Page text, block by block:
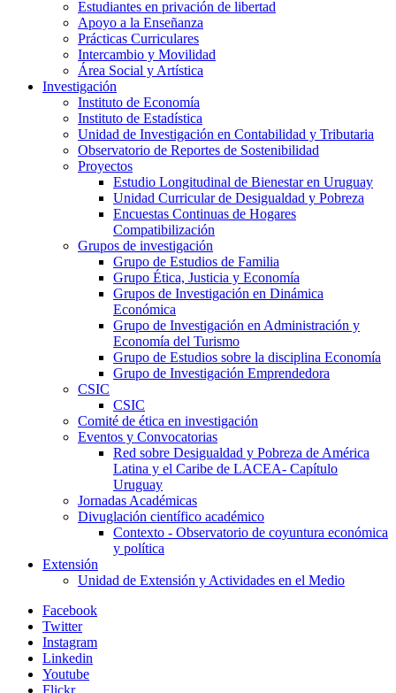
Estudiantes en privación de libertad
Apoyo a la Enseñanza
Prácticas Curriculares
Intercambio y Movilidad
Área Social y Artística
Investigación
Instituto de Economía
Instituto de Estadística
Unidad de Investigación en Contabilidad y Tributaria
Observatorio de Reportes de Sostenibilidad
Proyectos
Estudio Longitudinal de Bienestar en Uruguay
Unidad Curricular de Desigualdad y Pobreza
Encuestas Continuas de Hogares
Compatibilización
Grupos de investigación
Grupo de Estudios de Familia
Grupo Ética, Justicia y Economía
Grupos de Investigación en Dinámica
Económica
Grupo de Investigación en Administración y
Economía del Turismo
Grupo de Estudios sobre la disciplina Economía
Grupo de Investigación Emprendedora
CSIC
CSIC
Comité de ética en investigación
Eventos y Convocatorias
Red sobre Desigualdad y Pobreza de América
Latina y el Caribe de LACEA- Capítulo
Uruguay
Jornadas Académicas
Divuglación científico académico
Contexto - Observatorio de coyuntura económica
y política
Extensión
Unidad de Extensión y Actividades en el Medio
Facebook
Twitter
Instagram
Linkedin
Youtube